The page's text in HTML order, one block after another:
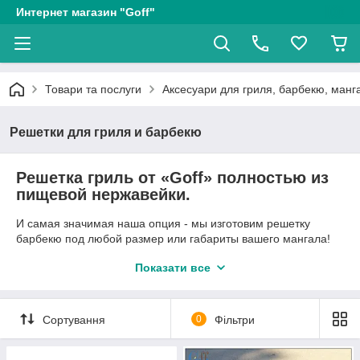
Интернет магазин "Goff"
Товари та послуги Аксесуари для гриля, барбекю,
Решетки для гриля и барбекю
Решетка гриль от «Goff» полностью из
пищевой нержавейки.
И самая значимая наша опция - мы изготовим решетку
барбекю под любой размер или габариты вашего мангала!
пользуемся ею. Так было и с решетками для мангала! Мы
полтора метра, клали в костер. И они безупречно справились
с всевозможными испытаниями.
Показати все
Сортування 0 Фільтри